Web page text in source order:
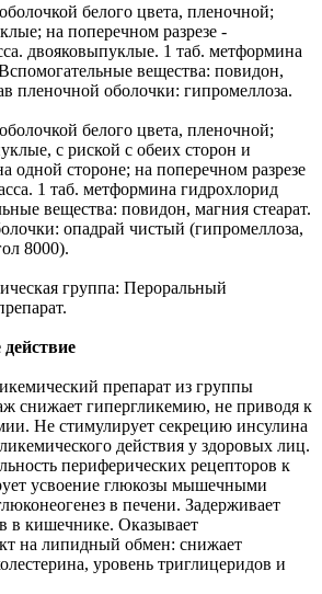
белого цвета, пленочной;
на поперечном разрезе -
двояковыпуклые. 1 таб. метформина
вещества: повидон,
пленочной оболочки: гипромеллоза.
белого цвета, пленочной;
с риской с обеих сторон и
одной стороне; на поперечном разрезе
1 таб. метформина гидрохлорид
вещества: повидон, магния стеарат.
опадрай чистый (гипромеллоза,
8000).
группа: Пероральный
препарат из группы
снижает гипергликемию, не приводя к
Не стимулирует секрецию инсулина
действия у здоровых лиц.
периферических рецепторов к
усвоение глюкозы мышечными
в печени. Задерживает
в кишечнике. Оказывает
на липидный обмен: снижает
уровень триглицеридов и